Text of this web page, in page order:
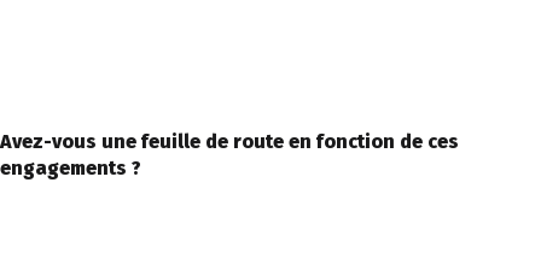
Avez-vous une feuille de route en fonction de ces
engagements ?